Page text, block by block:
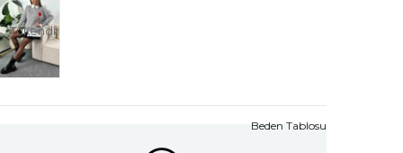
Tükendi
Beden Tablosu